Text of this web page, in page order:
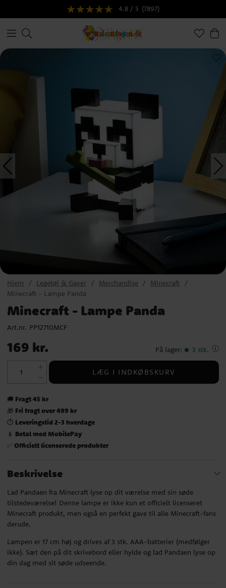
4.8 / 5 (7897)
Hjem Legetøj & Gaver Merchandise
Minecraft
Minecraft - Lampe Panda
Minecraft - Lampe Panda
Art.nr. PP12710MCF
Pris :169 kr.
169 kr. På lager: 3 stk.
LÆG I INDKØBSKURV
🚚 Fragt 45 kr
🎁 Fri fragt over 499 kr
⏱️ Leveringstid 2-3 hverdage
📱 Betal med MobilePay
✅ Officielt licenserede produkter
Beskrivelse
Lad Pandaen fra Minecraft lyse op dit værelse med sin søde
tilstedeværelse! Denne lampe er ikke kun et officielt licenseret
Minecraft produkt, men også en perfekt gave til alle Minecraft-fans
derude.
Lampen er 17 cm høj og drives af 3 stk. AAA-batterier (medfølger
ikke). Sæt den på dit skrivebord eller hylde og lad Pandaen lyse op
din dag med sit søde udseende.